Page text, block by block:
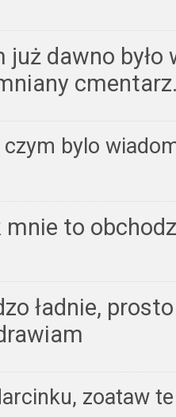
już dawno
czym bylo
mnie to
ładnie,
zoataw